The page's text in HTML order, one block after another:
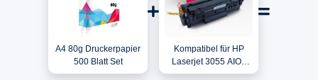
A4 80g Druckerpapier
500 Blatt Set
Kompatibel für HP
Laserjet 3055 AIO /
Q2612A / 12A Toner